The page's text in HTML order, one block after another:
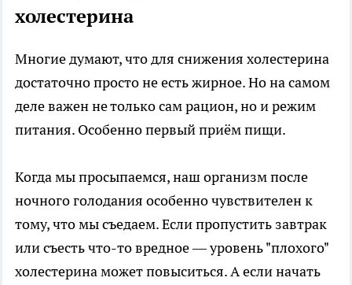
холестерина
Многие думают, что для снижения холестерина
достаточно просто не есть жирное. Но на самом
деле важен не только сам рацион, но и режим
питания. Особенно первый приём пищи.
Когда мы просыпаемся, наш организм после
ночного голодания особенно чувствителен к
тому, что мы съедаем. Если пропустить завтрак
или съесть что-то вредное — уровень "плохого"
холестерина может повыситься. А если начать